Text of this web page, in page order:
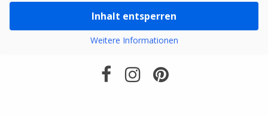
Inhalt entsperren
Weitere Informationen